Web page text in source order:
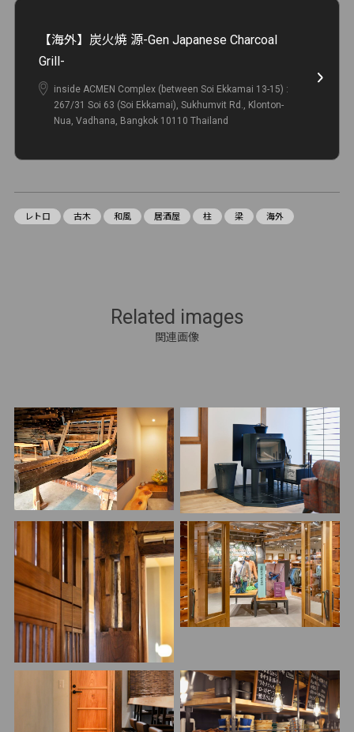
【海外】炭火焼 源-Gen Japanese Charcoal
Grill-
inside ACMEN Complex (between Soi Ekkamai 13-15) :
267/31 Soi 63 (Soi Ekkamai), Sukhumvit Rd., Klonton-
Nua, Vadhana, Bangkok 10110 Thailand
レトロ 古木 和風 居酒屋 柱 梁 海外
Related images
関連画像